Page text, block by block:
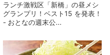
ランチ激戦区「新橋」の昼メシ
グランプリ！ベスト15 を発表！
- おとなの週末公...